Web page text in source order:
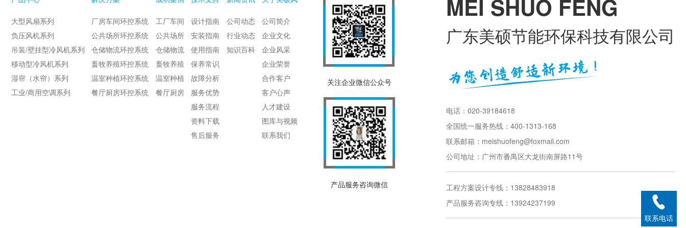
大型风扇系列
负压风机系列
吊装/壁挂型冷风机系列
移动型冷风机系列
湿帘（水帘）系列
工业/商用空调系列
厂房车间环控系统
公共场所环控系统
仓储物流环控系统
畜牧养殖环控系统
温室种植环控系统
餐厅厨房环控系统
工厂车间
公共场所
仓储物流
畜牧养殖
温室种植
餐厅厨房
设计指南
安装指南
使用指南
保养常识
故障分析
服务优势
服务流程
资料下载
售后服务
公司动态
行业动态
知识百科
公司简介
企业文化
企业风采
企业荣誉
合作客户
客户心声
人才建设
图库与视频
联系我们
关注企业微信公众号
产品服务咨询微信
MEI SHUO FENG
广东美硕节能环保科技有限公司
电话：020-39184618
全国统一服务热线：400-1313-168
联系邮箱：meishuofeng@foxmail.com
公司地址：广州市番禺区大龙街南屏路11号
工程方案设计专线：13828483918
产品服务咨询专线：13924237199
联系电话